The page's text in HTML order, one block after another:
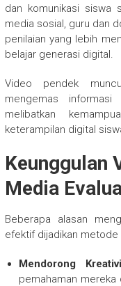
dan komunikasi siswa
media sosial, guru dan
penilaian yang lebih
belajar generasi digital.
Video pendek
mengemas
melibatkan
keterampilan digital
Keunggulan
Media
Beberapa alasan
efektif dijadikan metode
Mendorong
pemahaman mereka